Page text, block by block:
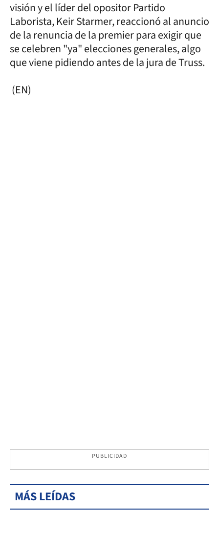
visión y el líder del opositor Partido
Laborista, Keir Starmer, reaccionó al anuncio
de la renuncia de la premier para exigir que
se celebren "ya" elecciones generales, algo
que viene pidiendo antes de la jura de Truss.
(EN)
PUBLICIDAD
MÁS LEÍDAS